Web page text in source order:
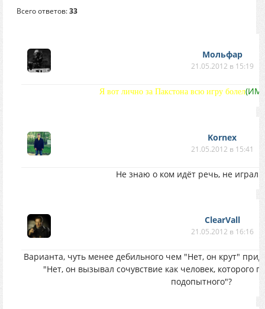
Всего ответов:33
Мольфар
21.05.2012 в 15:19
Я вот лично за Пакстона всю игру болел
Kornex
21.05.2012 в 15:41
Не знаю о ком идёт речь, не играл в
ClearVall
21.05.2012 в 16:16
Варианта, чуть менее дебильного чем "Нет, он крут"
"Нет, он вызывал сочувствие как человек, которого
подопытного"?